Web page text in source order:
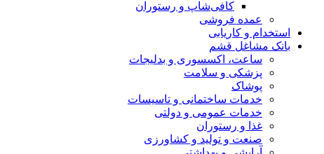
کافی‌شاپ و رستوران
عمده فروشی
استخدام و کاریابی
بانک مشاغل قشم
ساعت، اکسسوری و بدلیجات
پزشکی و سلامت
پوشاک
خدمات ساختمانی و تاسیسات
خدمات عمومی و دولتی
غذا و رستوران
صنعت و تولید و کشاورزی